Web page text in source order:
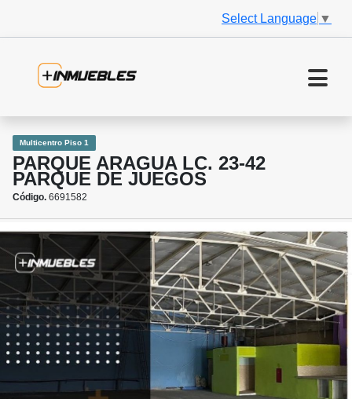
Select Language ▼
Multicentro Piso 1
PARQUE ARAGUA LC. 23-42
PARQUE DE JUEGOS
Código. 6691582